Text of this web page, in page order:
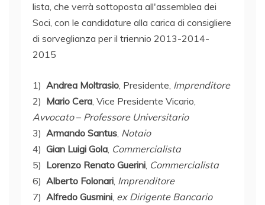
lista, che verrà sottoposta all'assemblea dei
Soci, con le candidature alla carica di consigliere
di sorveglianza per il triennio 2013-2014-
2015
1) Andrea Moltrasio, Presidente, Imprenditore
2) Mario Cera, Vice Presidente Vicario,
Avvocato– Professore Universitario
3) Armando Santus, Notaio
4) Gian Luigi Gola, Commercialista
5) Lorenzo Renato Guerini, Commercialista
6) Alberto Folonari, Imprenditore
7) Alfredo Gusmini, ex Dirigente Bancario